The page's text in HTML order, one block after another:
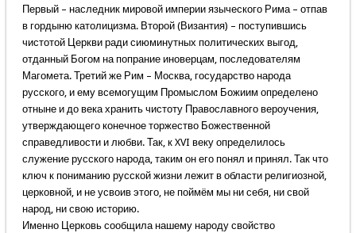
Первый – наследник мировой империи языческого Рима – отпав
в гордыню католицизма. Второй (Византия) – поступившись
чистотой Церкви ради сиюминутных политических выгод,
отданный Богом на попрание иноверцам, последователям
Магомета. Третий же Рим – Москва, государство народа
русского, и ему всемогущим Промыслом Божиим определено
отныне и до века хранить чистоту Православного вероучения,
утверждающего конечное торжество Божественной
справедливости и любви. Так, к XVI веку определилось
служение русского народа, таким он его понял и принял. Так что
ключ к пониманию русской жизни лежит в области религиозной,
церковной, и не усвоив этого, не поймём мы ни себя, ни свой
народ, ни свою историю.
Именно Церковь сообщила нашему народу свойство